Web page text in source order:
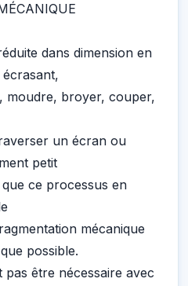
dans dimension en
moudre, broyer, couper,
un écran ou
petit
ce processus en
mécanique
possible.
être nécessaire avec